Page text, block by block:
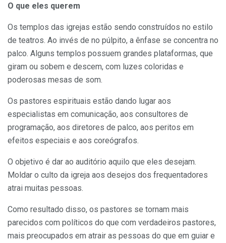
O que eles querem
Os templos das igrejas estão sendo construídos no estilo
de teatros. Ao invés de no púlpito, a ênfase se concentra no
palco. Alguns templos possuem grandes plataformas, que
giram ou sobem e descem, com luzes coloridas e
poderosas mesas de som.
Os pastores espirituais estão dando lugar aos
especialistas em comunicação, aos consultores de
programação, aos diretores de palco, aos peritos em
efeitos especiais e aos coreógrafos.
O objetivo é dar ao auditório aquilo que eles desejam.
Moldar o culto da igreja aos desejos dos frequentadores
atrai muitas pessoas.
Como resultado disso, os pastores se tornam mais
parecidos com políticos do que com verdadeiros pastores,
mais preocupados em atrair as pessoas do que em guiar e